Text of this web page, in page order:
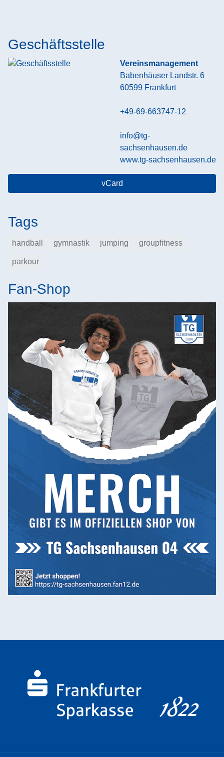
Geschäftsstelle
Vereinsmanagement
Babenhäuser Landstr. 6
60599 Frankfurt
+49-69-663747-12
info@tg-
sachsenhausen.de
www.tg-sachsenhausen.de
vCard
Tags
handball gymnastik jumping groupfitness
parkour
Fan-Shop